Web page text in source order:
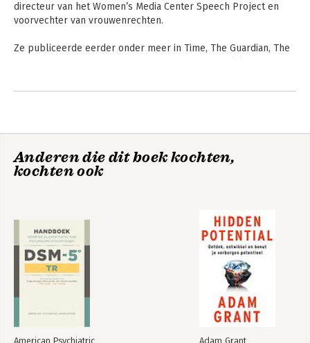
directeur van het Women’s Media Center Speech Project en
voorvechter van vrouwenrechten.
Ze publiceerde eerder onder meer in Time, The Guardian, The
Andere boeken door Soraya
Fonkelend van
Anderen die dit boek kochten,
kochten ook
American Psychiatric Adam Grant